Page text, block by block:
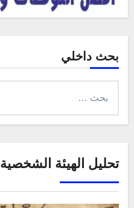
بحث داخلي
عن:
تحليل الهيئة الشخصية